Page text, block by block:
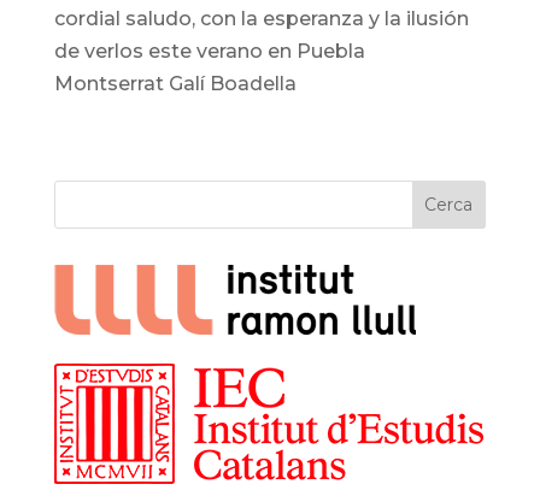
cordial saludo, con la esperanza y la ilusión
de verlos este verano en Puebla
Montserrat Galí Boadella
Cerca